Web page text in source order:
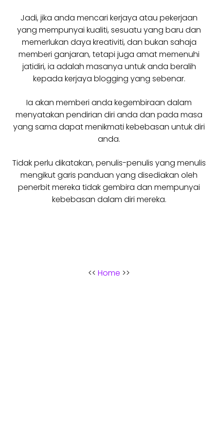
Jadi, jika anda mencari kerjaya atau pekerjaan
yang mempunyai kualiti, sesuatu yang baru dan
memerlukan daya kreativiti, dan bukan sahaja
memberi ganjaran, tetapi juga amat memenuhi
jatidiri, ia adalah masanya untuk anda beralih
kepada kerjaya blogging yang sebenar.
Ia akan memberi anda kegembiraan dalam
menyatakan pendirian diri anda dan pada masa
yang sama dapat menikmati kebebasan untuk diri
anda.
Tidak perlu dikatakan, penulis-penulis yang menulis
mengikut garis panduan yang disediakan oleh
penerbit mereka tidak gembira dan mempunyai
kebebasan dalam diri mereka.
<< Home >>